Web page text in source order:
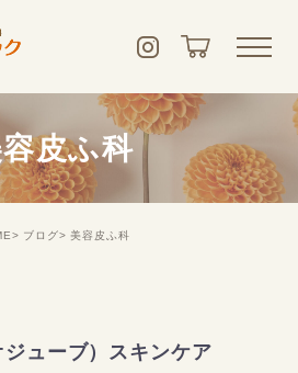
皮ふ科
ブログ 美容皮ふ科
ューブ）スキンケア